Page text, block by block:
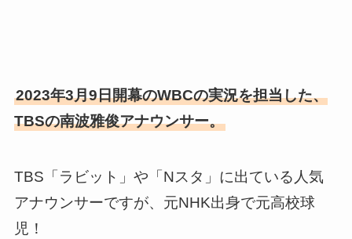
2023年3月9日開幕のWBCの実況を担当した、
TBSの南波雅俊アナウンサー。
TBS「ラビット」や「Nスタ」に出ている人気
アナウンサーですが、元NHK出身で元高校球
児！